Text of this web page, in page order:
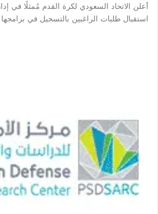
أعلن الاتحاد السعودي لكرة القدم مُمثلًا في
استقبال طلبات الراغبين بالتسجيل في